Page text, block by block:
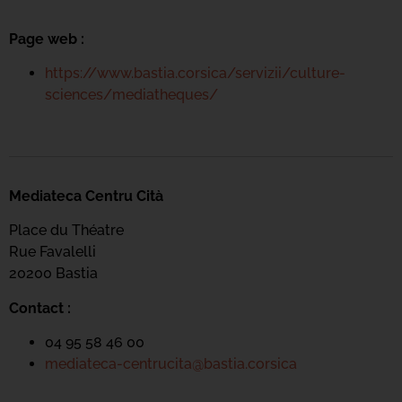
Page web :
https://www.bastia.corsica/servizii/culture-
sciences/mediatheques/
Mediateca Centru Cità
Place du Théatre
Rue Favalelli
20200 Bastia
Contact :
04 95 58 46 00
mediateca-centrucita@bastia.corsica